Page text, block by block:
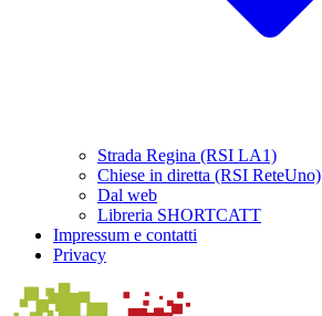
Strada Regina (RSI LA1)
Chiese in diretta (RSI ReteUno)
Dal web
Libreria SHORTCATT
Impressum e contatti
Privacy